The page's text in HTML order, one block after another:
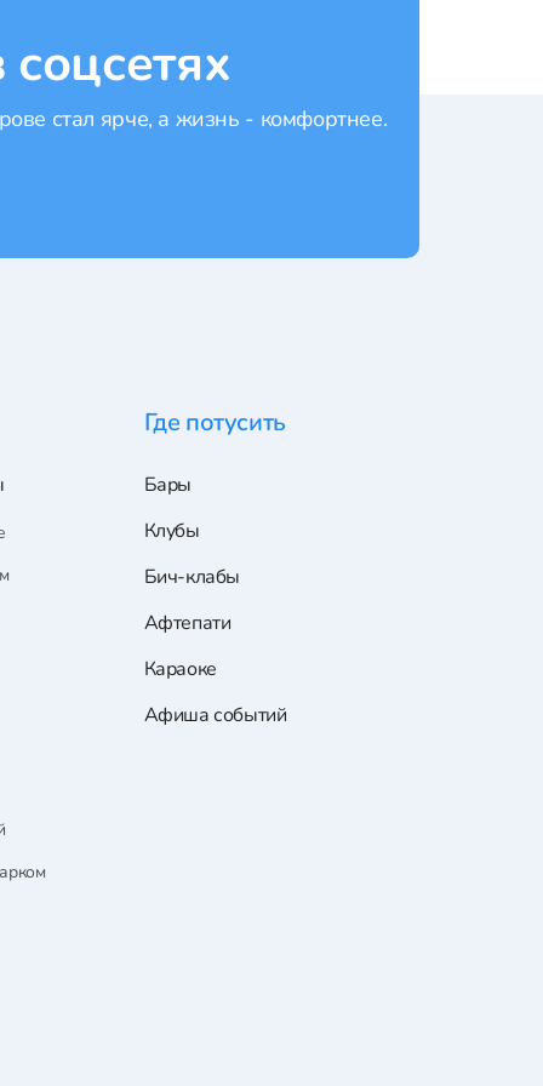
стал ярче, а жизнь - комфортнее.
Где потусить
Бары
Клубы
Бич-клабы
Афтепати
Караоке
Афиша событий